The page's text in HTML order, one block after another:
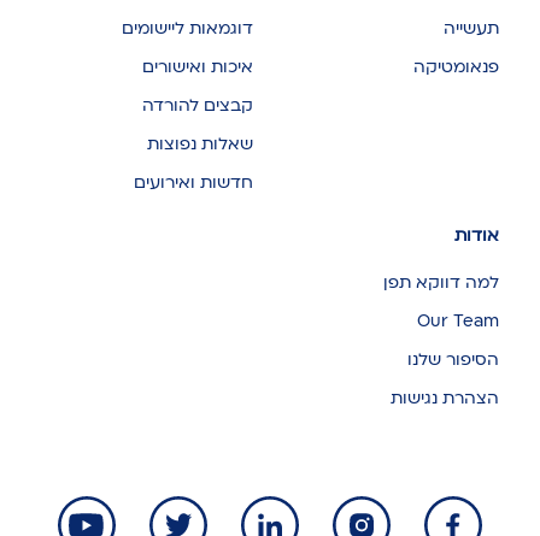
תעשייה
פנאומטיקה
דוגמאות ליישומים
איכות ואישורים
קבצים להורדה
שאלות נפוצות
חדשות ואירועים
אודות
למה דווקא תפן
Our Team
הסיפור שלנו
הצהרת נגישות